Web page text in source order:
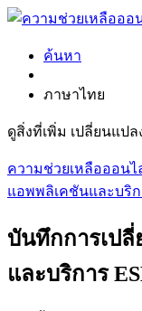
ค้นหา
ภาษาไทย
ดูสิ่งที่เพิ่ม เปลี่ยนแป
ความช่วยเหลือออนไ
แอพพลิเคชันและบริก
บันทึกการเป
และบริการ